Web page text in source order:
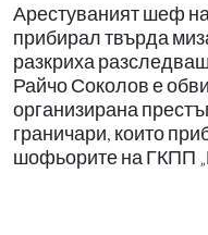
Арестуваният шеф
прибирал твърда
разкриха
Райчо Соколов е
организирана
граничари, които
шофьорите на ГКПП